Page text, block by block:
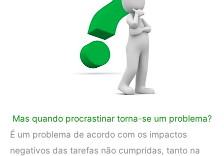
Mas quando procrastinar torna-se um problema?
É um problema de acordo com os impactos
negativos das tarefas não cumpridas, tanto na